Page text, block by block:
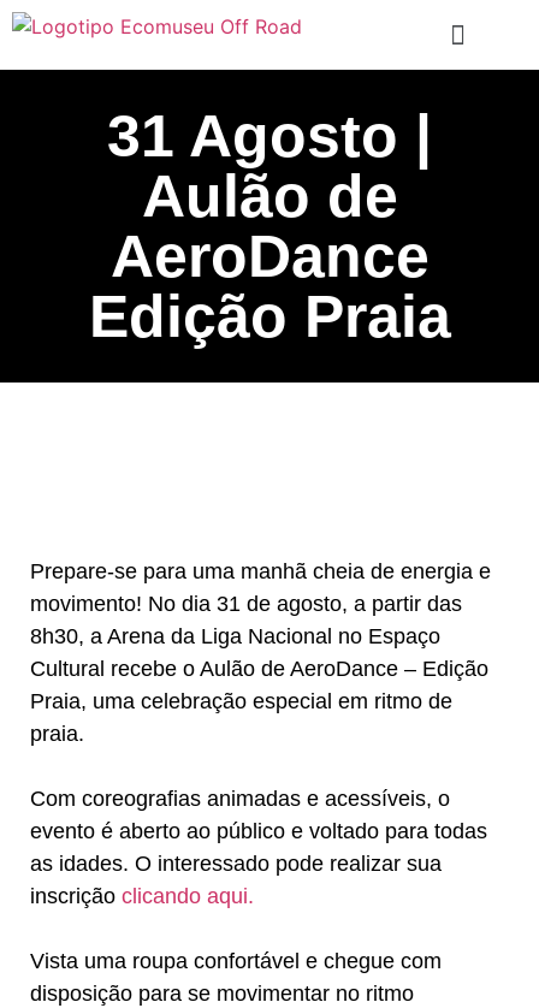
31 Agosto |
Aulão de
AeroDance
Edição Praia
Prepare-se para uma manhã cheia de energia e
movimento! No dia 31 de agosto, a partir das
8h30, a Arena da Liga Nacional no Espaço
Cultural recebe o Aulão de AeroDance – Edição
Praia, uma celebração especial em ritmo de
praia.
Com coreografias animadas e acessíveis, o
evento é aberto ao público e voltado para todas
as idades. O interessado pode realizar sua
inscrição clicando aqui.
Vista uma roupa confortável e chegue com
disposição para se movimentar no ritmo